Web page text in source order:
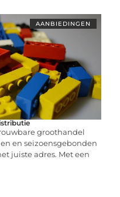
AANBIEDINGEN
groothandel
en seizoensgebonden
juiste adres. Met een